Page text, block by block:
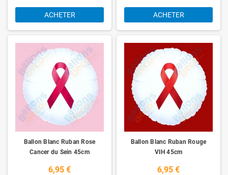
ACHETER ACHETER
Ballon Blanc Ruban Rose
Cancer du Sein 45cm
6,95 €
Ballon Blanc Ruban Rouge
VIH 45cm
6,95 €